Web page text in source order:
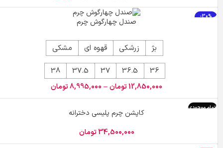
-30%
صندل چهارگوش چرم
بژ زرشکی قهوه ای
مشکی
36
36.5
37
37.5
38
12,850,000تومان–
8,995,000تومان
اتمام موجودی
کاپشن چرم پلیسی دخترانه
34,500,000تومان